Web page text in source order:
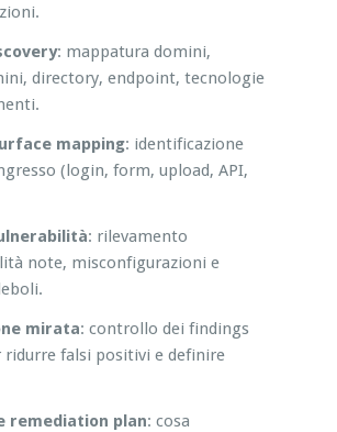
: mappatura domini,
directory, endpoint, tecnologie
mapping: identificazione
(login, form, upload, API,
: rilevamento
note, misconfigurazioni e
mirata: controllo dei findings
falsi positivi e definire
remediation plan: cosa